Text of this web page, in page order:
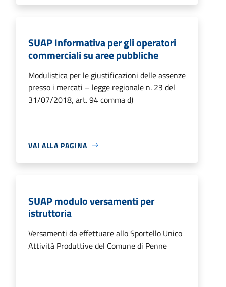
SUAP Informativa per gli operatori
commerciali su aree pubbliche
Modulistica per le giustificazioni delle assenze
presso i mercati – legge regionale n. 23 del
31/07/2018, art. 94 comma d)
VAI ALLA PAGINA
SUAP modulo versamenti per
istruttoria
Versamenti da effettuare allo Sportello Unico
Attività Produttive del Comune di Penne